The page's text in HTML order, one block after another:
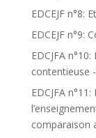
EDCEJF n°8:
EDCEJF n°9:
EDCJFA
contentieuse
EDCJFA
comparaison